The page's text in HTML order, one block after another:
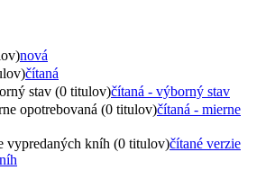
nová
čítaná
stav (0 titulov)čítaná - výborný stav
opotrebovaná (0 titulov)čítaná - mierne
vypredaných kníh (0 titulov)čítané verzie